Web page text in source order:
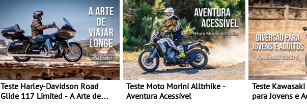
Teste Harley-Davidson Road
Glide 117 Limited - A Arte de
Teste Moto Morini Alltrhike -
Aventura Acessível
Teste
para Jovens e